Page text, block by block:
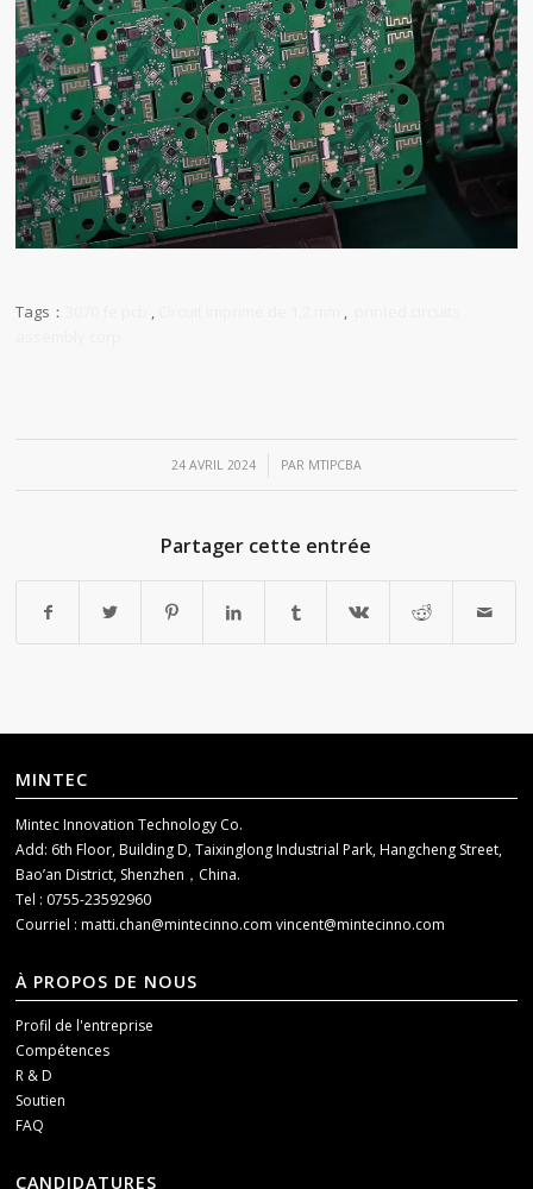
Tags： , ,
24 AVRIL 2024
/ PAR MTIPCBA
Partager cette entrée
MINTEC
Mintec Innovation Technology Co.
Add: 6th Floor, Building D, Taixinglong Industrial Park, Hangcheng Street,
Bao’an District, Shenzhen，China.
Tel : 0755-23592960
Courriel :matti.chan@mintecinno.comvincent@mintecinno.com
À PROPOS DE NOUS
Profil de l'entreprise
Compétences
R & D
Soutien
FAQ
CANDIDATURES